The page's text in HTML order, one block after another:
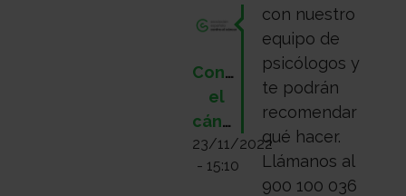
Contra
el
cáncer
23/11/2022
- 15:10
con nuestro
equipo de
psicólogos y
te podrán
recomendar
qué hacer.
Llámanos al
900 100 036